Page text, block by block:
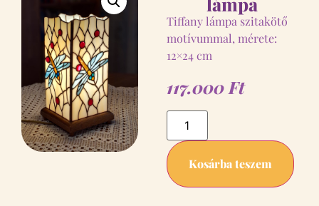
Tiffany lámpa szitakötő
motívummal, mérete:
12×24 cm
117.000 Ft
Kosárba teszem